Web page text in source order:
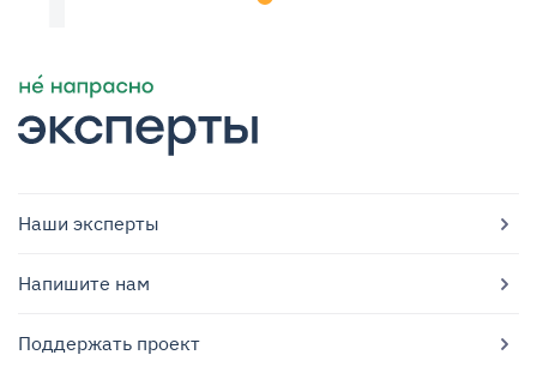
Наши эксперты
Напишите нам
Поддержать проект